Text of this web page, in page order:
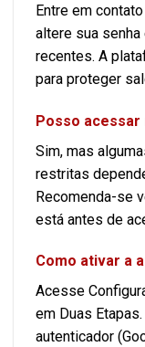
Entre em
altere sua
recentes. A
para proteger
Posso acessar
Sim, mas
restritas
Recomenda-se
está antes de
Como ativar a
Acesse
em Duas
autenticador